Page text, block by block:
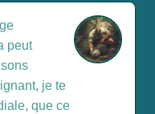
peut
je te
que ce